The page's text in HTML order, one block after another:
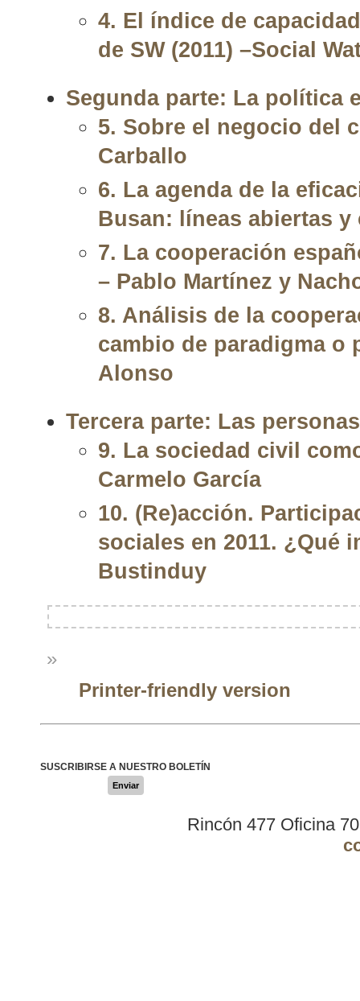
4. El índice de
de SW (2011) –Social
Segunda parte: La política
5. Sobre el negocio del
Carballo
6. La agenda de la
Busan: líneas abiertas
7. La cooperación
– Pablo Martínez y
8. Análisis de la
cambio de paradigma o
Alonso
Tercera parte: Las
9. La sociedad civil
Carmelo García
10. (Re)acción.
sociales en 2011. ¿Qué
Bustinduy
»
Printer-friendly version
SUSCRIBIRSE A NUESTRO BOLETÍN
Enviar
Rincón 477 Oficina